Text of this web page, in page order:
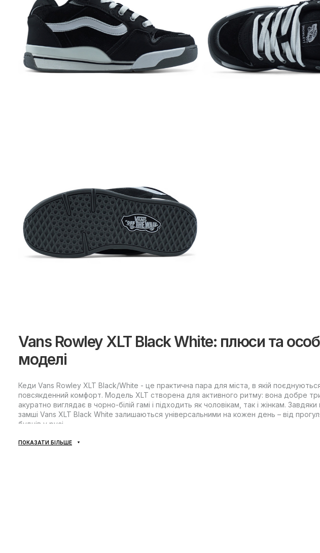
Vans Rowley XLT Black White: плюси та
моделі
Кеди Vans Rowley XLT Black/White - це практична пара для міста, в якій
повсякденний комфорт. Модель XLT створена для активного ритму: вона добре
акуратно виглядає в чорно-білій гамі і підходить як чоловікам, так і жінкам.
замші Vans XLT Black White залишаються універсальними на кожен день – від
буднів у русі.
Комфорт та конструкція
ПОКАЗАТИ БІЛЬШЕ